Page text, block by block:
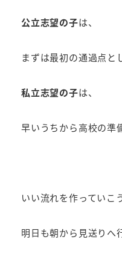
公立志望の子は、
まずは最初の通過点と
私立志望の子は、
早いうちから高校の準
いい流れを作っていこ
明日も朝から見送りへ